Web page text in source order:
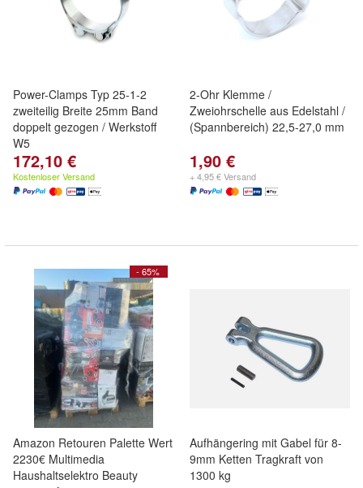
Power-Clamps Typ 25-1-2
zweiteilig Breite 25mm Band
doppelt gezogen / Werkstoff
W5
172,10 €
Kostenloser Versand
2-Ohr Klemme /
Zweiohrschelle aus Edelstahl /
(Spannbereich) 22,5-27,0 mm
1,90 €
+ 4,95 € Versand
- 65%
Amazon Retouren Palette Wert
2230€ Multimedia
Haushaltselektro Beauty
Aufhängering mit Gabel für 8-
9mm Ketten Tragkraft von
1300 kg